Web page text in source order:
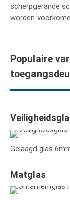
scherpgerande
worden
Populaire
Gelaagd glas
Matglas